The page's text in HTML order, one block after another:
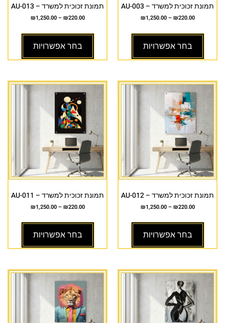
תמונת זכוכית למשרד – AU-003
₪220.00
–
₪1,250.00
בחר אפשרויות
תמונת זכוכית למשרד – AU-013
₪220.00
–
₪1,250.00
בחר אפשרויות
תמונת זכוכית למשרד – AU-012
₪220.00
–
₪1,250.00
בחר אפשרויות
תמונת זכוכית למשרד – AU-011
₪220.00
–
₪1,250.00
בחר אפשרויות